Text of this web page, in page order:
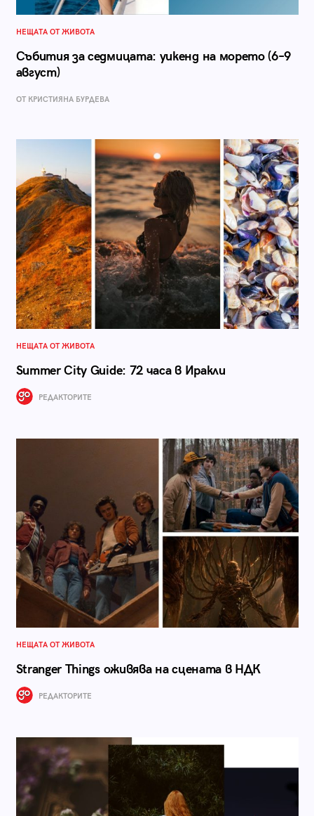
НЕЩАТА ОТ ЖИВОТА
Събития за седмицата: уикенд на морето (6–9
август)
ОТ КРИСТИЯНА БУРДЕВА
НЕЩАТА ОТ ЖИВОТА
Summer City Guide: 72 часа в Иракли
РЕДАКТОРИТЕ
НЕЩАТА ОТ ЖИВОТА
Stranger Things оживява на сцената в НДК
РЕДАКТОРИТЕ